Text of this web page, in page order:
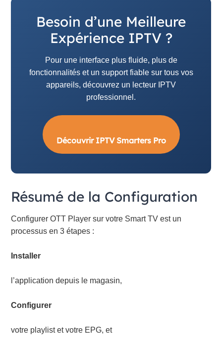
Besoin d’une Meilleure
Expérience IPTV ?
Pour une interface plus fluide, plus de
fonctionnalités et un support fiable sur tous vos
appareils, découvrez un lecteur IPTV
professionnel.
Découvrir IPTV Smarters Pro
Résumé de la Configuration
Configurer OTT Player sur votre Smart TV est un
processus en 3 étapes :
Installer
l’application depuis le magasin,
Configurer
votre playlist et votre EPG, et